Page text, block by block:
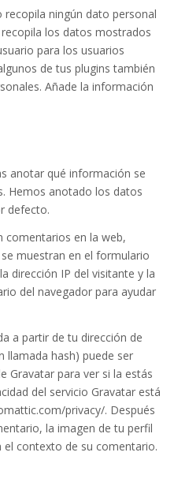
ningún dato personal
los datos mostrados
para los usuarios
de tus plugins también
Añade la información
anotar qué información se
Hemos anotado los datos
defecto.
comentarios en la web,
muestran en el formulario
dirección IP del visitante y la
del navegador para ayudar
a partir de tu dirección de
llamada hash) puede ser
Gravatar para ver si la estás
del servicio Gravatar está
privacy/. Después
la imagen de tu perfil
el contexto de su comentario.